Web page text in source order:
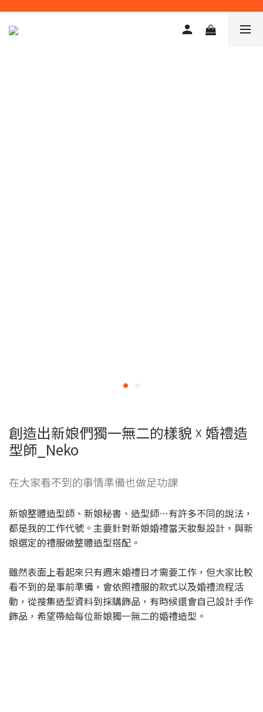
創造出新娘們獨一無二的樣貌 ☓ 婚禮造
型師_Neko
在大家看不到的事情準備也做足功課
新娘整體造型師、新娘秘書、造型師⋯有許多不同的說法，
都是我的工作代號。主要針對新娘婚禮當天妝髮設計，與新
娘選定的禮服做整體造型搭配。
雖然表面上看起來只有週末婚禮日才需要工作，但大家比較
看不到的是事前準備，會依照禮服的款式以及婚禮流程活
動，從搜集造型資料到採購飾品，有時候還會自己設計手作
飾品，希望帶給每位新娘獨一無二的婚禮造型。